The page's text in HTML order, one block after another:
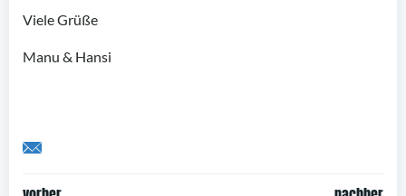
Viele Grüße
Manu & Hansi
Share by Email